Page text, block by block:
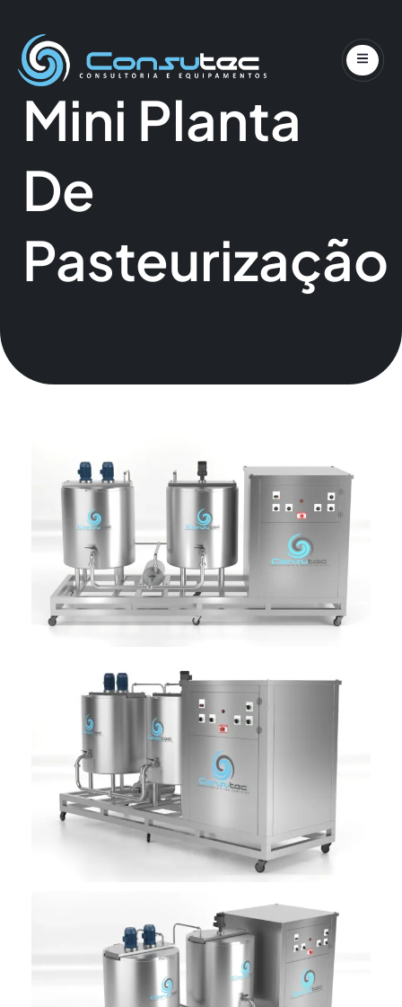
Pular
para
conteúdo
Mini Planta
De
Pasteurização